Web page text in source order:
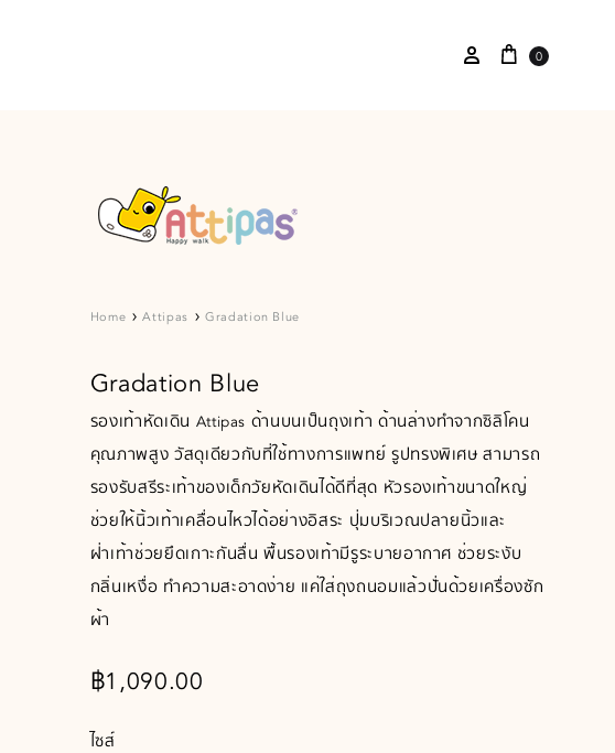
0
Home Attipas Gradation Blue
Gradation Blue
รองเท้าหัดเดิน Attipas ด้านบนเป็นถุงเท้า ด้านล่างทำจากซิลิโคน
คุณภาพสูง วัสดุเดียวกับที่ใช้ทางการแพทย์ รูปทรงพิเศษ สามารถ
รองรับสรีระเท้าของเด็กวัยหัดเดินได้ดีที่สุด หัวรองเท้าขนาดใหญ่
ช่วยให้นิ้วเท้าเคลื่อนไหวได้อย่างอิสระ ปุ่มบริเวณปลายนิ้วและ
ฝ่าเท้าช่วยยึดเกาะกันลื่น พื้นรองเท้ามีรูระบายอากาศ ช่วยระงับ
กลิ่นเหงื่อ ทำความสะอาดง่าย แค่ใส่ถุงถนอมแล้วปั่นด้วยเครื่องซัก
ผ้า
฿1,090.00
ไซส์